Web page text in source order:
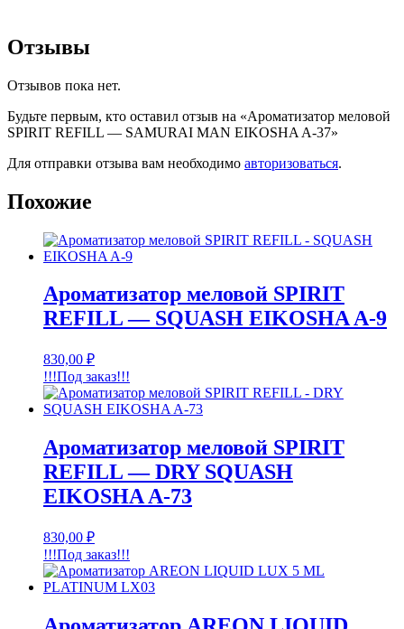
Отзывы
Отзывов пока нет.
Будьте первым, кто оставил отзыв на «Ароматизатор меловой
SPIRIT REFILL — SAMURAI MAN EIKOSHA A-37»
Для отправки отзыва вам необходимо авторизоваться.
Похожие
Ароматизатор меловой SPIRIT
REFILL — SQUASH EIKOSHA A-9
830,00 ₽
!!!Под заказ!!!
Ароматизатор меловой SPIRIT
REFILL — DRY SQUASH
EIKOSHA A-73
830,00 ₽
!!!Под заказ!!!